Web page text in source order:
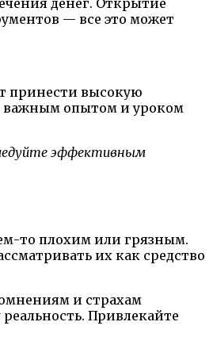
— все это может
принести высокую
важным опытом и уроком
эффективным
то плохим или грязным.
их как средство
и страхам
Привлекайте